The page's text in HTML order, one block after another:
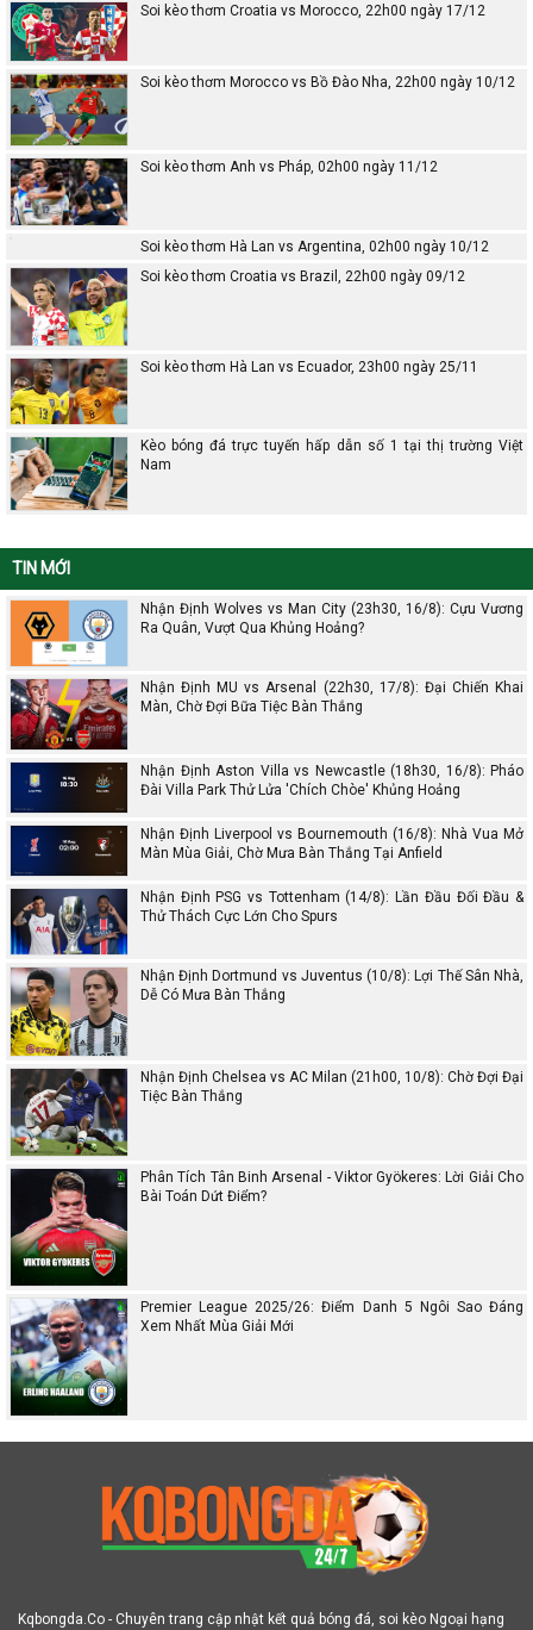
Soi kèo thơm Croatia vs Morocco, 22h00 ngày 17/12
Soi kèo thơm Morocco vs Bồ Đào Nha, 22h00 ngày 10/12
Soi kèo thơm Anh vs Pháp, 02h00 ngày 11/12
Soi kèo thơm Hà Lan vs Argentina, 02h00 ngày 10/12
Soi kèo thơm Croatia vs Brazil, 22h00 ngày 09/12
Soi kèo thơm Hà Lan vs Ecuador, 23h00 ngày 25/11
Kèo bóng đá trực tuyến hấp dẫn số 1 tại thị trường Việt
Nam
TIN MỚI
Nhận Định Wolves vs Man City (23h30, 16/8): Cựu Vương
Ra Quân, Vượt Qua Khủng Hoảng?
Nhận Định MU vs Arsenal (22h30, 17/8): Đại Chiến Khai
Màn, Chờ Đợi Bữa Tiệc Bàn Thắng
Nhận Định Aston Villa vs Newcastle (18h30, 16/8): Pháo
Đài Villa Park Thử Lửa 'Chích Chòe' Khủng Hoảng
Nhận Định Liverpool vs Bournemouth (16/8): Nhà Vua Mở
Màn Mùa Giải, Chờ Mưa Bàn Thắng Tại Anfield
Nhận Định PSG vs Tottenham (14/8): Lần Đầu Đối Đầu &
Thử Thách Cực Lớn Cho Spurs
Nhận Định Dortmund vs Juventus (10/8): Lợi Thế Sân Nhà,
Dễ Có Mưa Bàn Thắng
Nhận Định Chelsea vs AC Milan (21h00, 10/8): Chờ Đợi Đại
Tiệc Bàn Thắng
Phân Tích Tân Binh Arsenal - Viktor Gyökeres: Lời Giải Cho
Bài Toán Dứt Điểm?
Premier League 2025/26: Điểm Danh 5 Ngôi Sao Đáng
Xem Nhất Mùa Giải Mới
Kqbongda.Co - Chuyên trang cập nhật kết quả bóng đá, soi kèo Ngoại hạng